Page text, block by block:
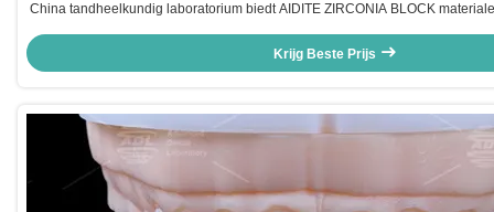
China tandheelkundig laboratorium biedt AIDITE ZIRCONIA BLOCK
Krijg Beste Prijs